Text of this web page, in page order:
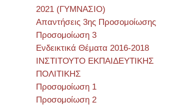
2021 (ΓΥΜΝΑΣΙΟ)
Απαντήσεις 3ης Προσομοίωσης
Προσομοίωση 3
Ενδεικτικά Θέματα 2016-2018
ΙΝΣΤΙΤΟΥΤΟ ΕΚΠΑΙΔΕΥΤΙΚΗΣ
ΠΟΛΙΤΙΚΗΣ
Προσομοίωση 1
Προσομοίωση 2